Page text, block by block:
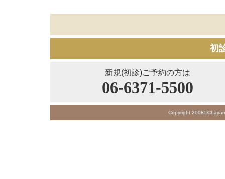
初
新規(初診)ご予約の方は
06-6371-5500
Copyright